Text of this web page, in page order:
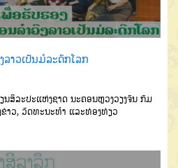
າວເປັນມໍລະດົກໂລກ
ນສິລະປະແຫ່ງຊາດ ນະຄອນຫຼວງວຽງຈັນ ກົມ
າວ, ວັດທະນະທຳ ແລະທ່ອງທ່ຽວ